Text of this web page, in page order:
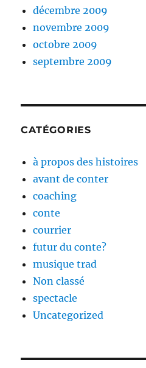
décembre 2009
novembre 2009
octobre 2009
septembre 2009
CATÉGORIES
à propos des histoires
avant de conter
coaching
conte
courrier
futur du conte?
musique trad
Non classé
spectacle
Uncategorized